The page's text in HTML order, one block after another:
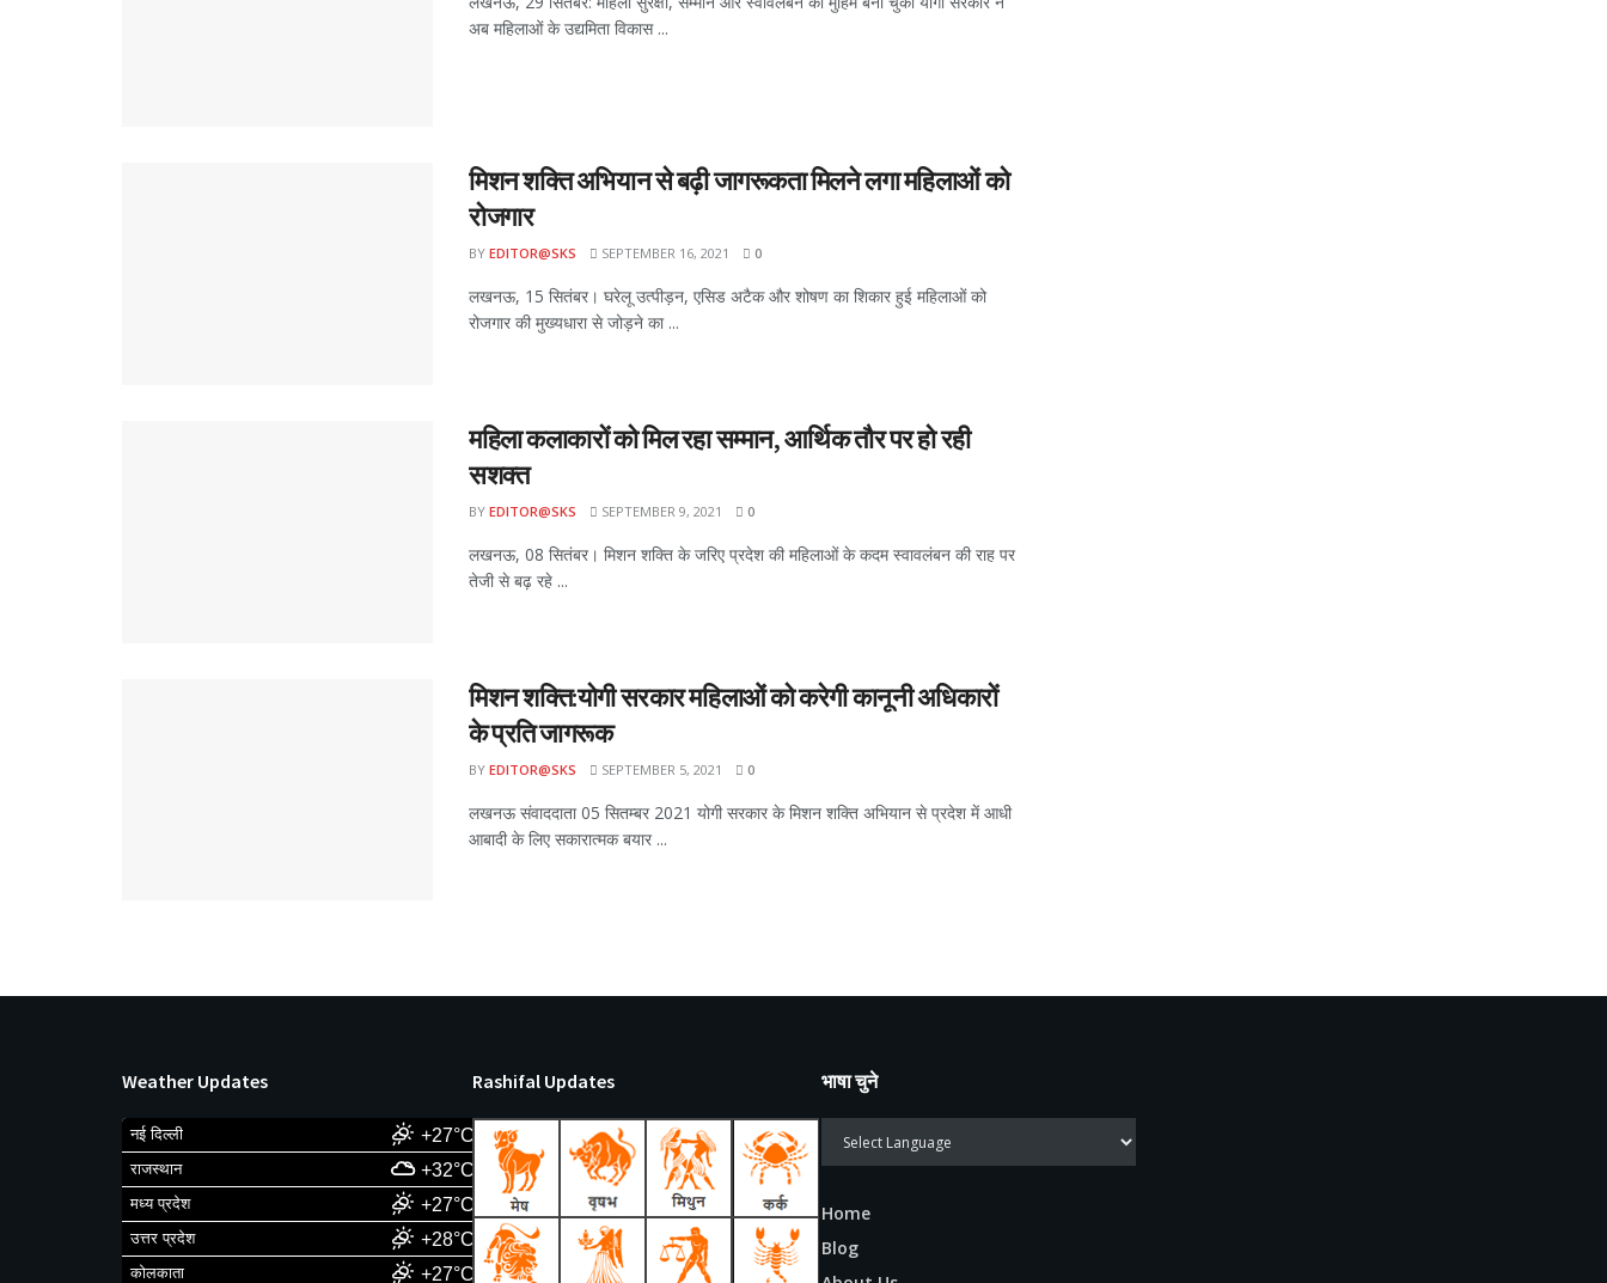
अब महिलाओं के उद्यमिता विकास ...
मिशन शक्ति अभियान से बढ़ी जागरूकता मिलने लगा महिलाओं को
रोजगार
BY EDITOR@SKS SEPTEMBER 16, 2021 0
लखनऊ, 15 सितंबर। घरेलू उत्‍पीड़न, एसिड अटैक और शोषण का शिकार हुई महिलाओं को
रोजगार की मुख्‍यधारा से जोड़ने का ...
महिला कलाकारों को मिल रहा सम्‍मान, आर्थिक तौर पर हो रही
सशक्‍त
BY EDITOR@SKS SEPTEMBER 9, 2021 0
लखनऊ, 08 सितंबर। मिशन शक्ति के जरिए प्रदेश की महिलाओं के कदम स्‍वावलंबन की राह पर
तेजी से बढ़ रहे ...
मिशन शक्ति:योगी सरकार महिलाओं को करेगी कानूनी अधिकारों
के प्रति जागरूक
BY EDITOR@SKS SEPTEMBER 5, 2021 0
लखनऊ संवाददाता 05 सितम्बर 2021 योगी सरकार के मिशन शक्ति अभियान से प्रदेश में आधी
आबादी के लिए सकारात्‍मक बयार ...
Weather Updates
नई दिल्ली +27°C
राजस्थान +32°C
मध्य प्रदेश +27°C
उत्तर प्रदेश +28°C
कोलकाता +27°C
Rashifal Updates भाषा चुने
Home
Blog